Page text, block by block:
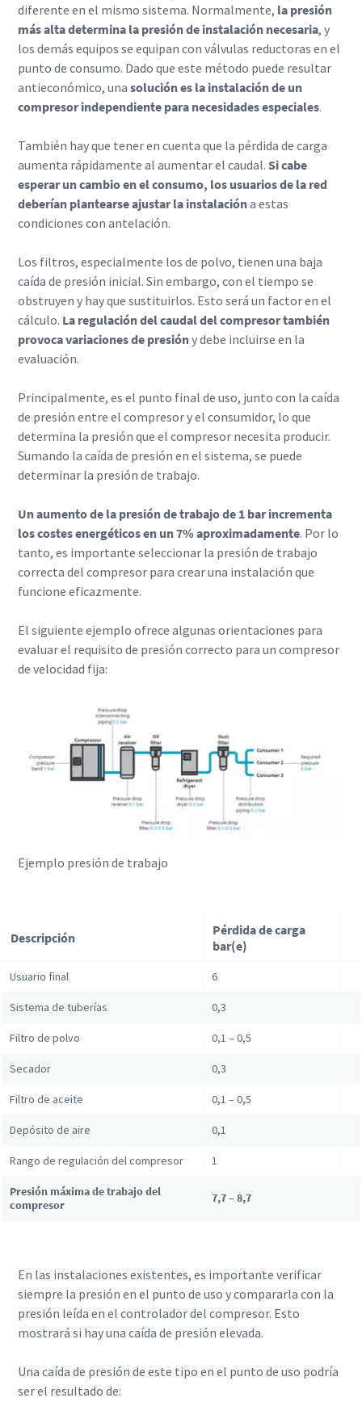
Aire comprimido y nitrógeno para la industria
de alimentación y bebidas
El sabor, la calidad y la seguridad son la constante en la
industria de alimentación y bebidas, pero hay un
ingrediente fundamental que no se tiene en cuenta: el aire
las soluciones de aire comprimido y nitrógeno para la
industria de alimentación y bebidas.
Descargar aquí
diferente en el mismo sistema. Normalmente, la presión
más alta determina la presión de instalación necesaria, y
los demás equipos se equipan con válvulas reductoras en el
punto de consumo. Dado que este método puede resultar
antieconómico, una solución es la instalación de un
compresor independiente para necesidades especiales.
También hay que tener en cuenta que la pérdida de carga
aumenta rápidamente al aumentar el caudal. Si cabe
esperar un cambio en el consumo, los usuarios de la red
deberían plantearse ajustar la instalacióna estas
condiciones con antelación.
Los filtros, especialmente los de polvo, tienen una baja
caída de presión inicial. Sin embargo, con el tiempo se
obstruyen y hay que sustituirlos. Esto será un factor en el
cálculo. La regulación del caudal del compresor también
provoca variaciones de presióny debe incluirse en la
evaluación.
Principalmente, es el punto final de uso, junto con la caída
de presión entre el compresor y el consumidor, lo que
determina la presión que el compresor necesita producir.
Sumando la caída de presión en el sistema, se puede
determinar la presión de trabajo.
Un aumento de la presión de trabajo de 1 bar incrementa
los costes energéticos en un 7% aproximadamente. Por lo
tanto, es importante seleccionar la presión de trabajo
correcta del compresor para crear una instalación que
funcione eficazmente.
El siguiente ejemplo ofrece algunas orientaciones para
evaluar el requisito de presión correcto para un compresor
de velocidad fija:
Ejemplo presión de trabajo
Descripción
Pérdida de carga
bar(e)
Usuario final 6
Sistema de tuberías 0,3
Filtro de polvo 0,1 – 0,5
Secador 0,3
Filtro de aceite 0,1 – 0,5
Depósito de aire 0,1
Rango de regulación del compresor 1
Presión máxima de trabajo del
compresor
7,7 – 8,7
En las instalaciones existentes, es importante verificar
siempre la presión en el punto de uso y compararla con la
presión leída en el controlador del compresor. Esto
mostrará si hay una caída de presión elevada.
Una caída de presión de este tipo en el punto de uso podría
ser el resultado de: